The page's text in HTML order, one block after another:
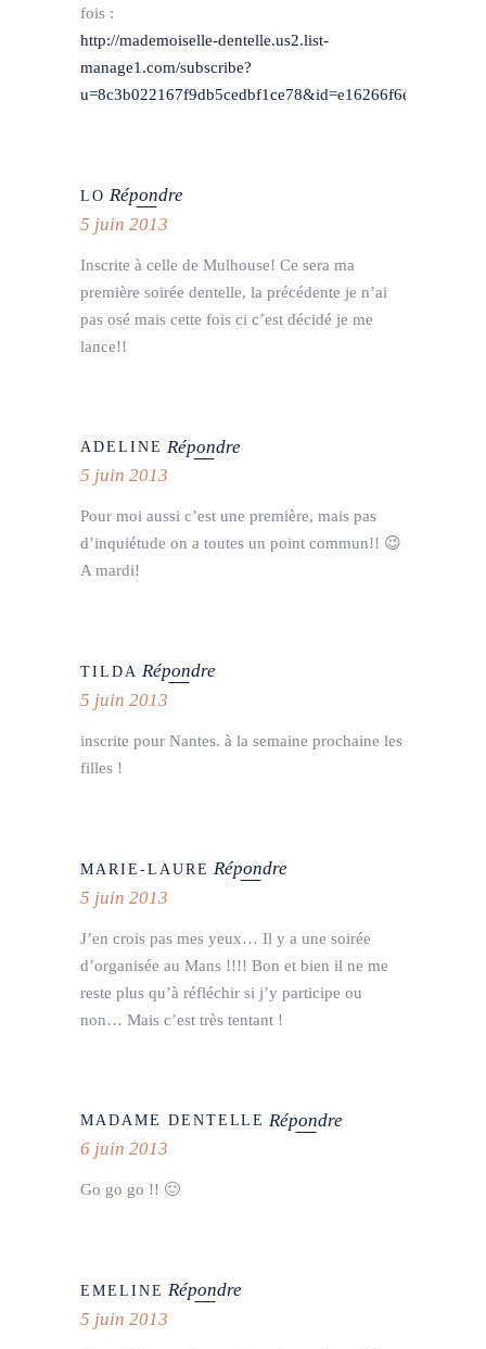
fois :
http://mademoiselle-dentelle.us2.list-
manage1.com/subscribe?
u=8c3b022167f9db5cedbf1ce78&id=e16266f6e8
LO Répondre
5 juin 2013
Inscrite à celle de Mulhouse! Ce sera ma
première soirée dentelle, la précédente je n’ai
pas osé mais cette fois ci c’est décidé je me
lance!!
ADELINE Répondre
5 juin 2013
Pour moi aussi c’est une première, mais pas
d’inquiétude on a toutes un point commun!! 😉
A mardi!
TILDA Répondre
5 juin 2013
inscrite pour Nantes. à la semaine prochaine les
filles !
MARIE-LAURE Répondre
5 juin 2013
J’en crois pas mes yeux… Il y a une soirée
d’organisée au Mans !!!! Bon et bien il ne me
reste plus qu’à réfléchir si j’y participe ou
non… Mais c’est très tentant !
MADAME DENTELLE Répondre
6 juin 2013
Go go go !! 🙂
EMELINE Répondre
5 juin 2013